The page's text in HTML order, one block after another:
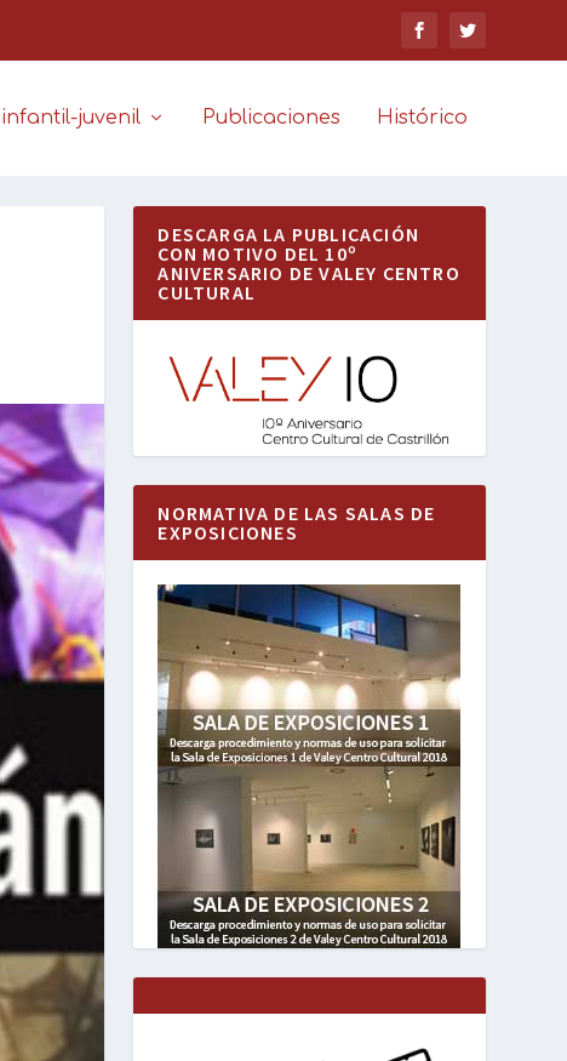
juvenil Publicaciones Histórico
DESCARGA LA PUBLICACIÓN
CON MOTIVO DEL 10º
ANIVERSARIO DE VALEY CENTRO
CULTURAL
NORMATIVA DE LAS SALAS DE
EXPOSICIONES